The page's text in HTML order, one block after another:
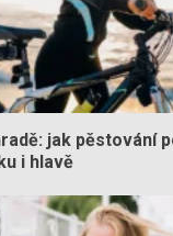
jak pěstování
i hlavě